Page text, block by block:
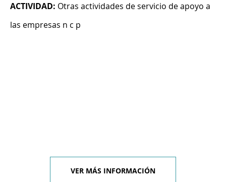
ACTIVIDAD: Otras actividades de servicio de apoyo a
las empresas n c p
VER MÁS INFORMACIÓN